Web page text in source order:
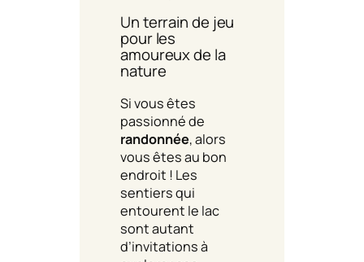
Un terrain de jeu
pour les
amoureux de la
nature
Si vous êtes
passionné de
randonnée, alors
vous êtes au bon
endroit ! Les
sentiers qui
entourent le lac
sont autant
d’invitations à